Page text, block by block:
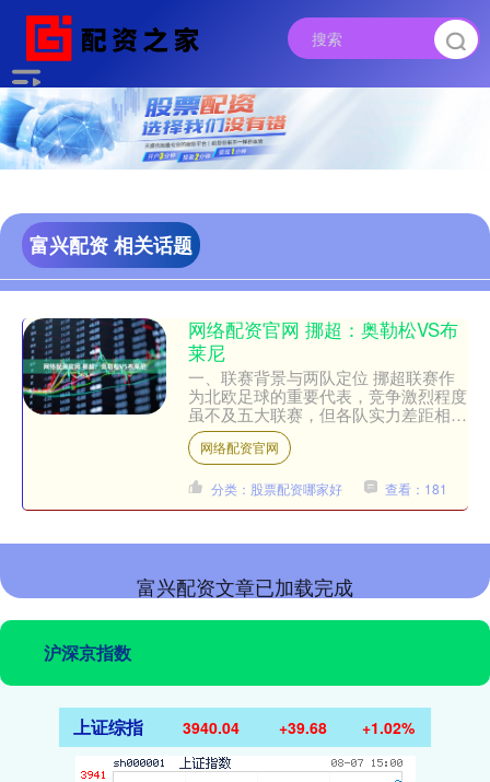
富兴配资 相关话题
网络配资官网 挪超：奥勒松VS布
莱尼
一、联赛背景与两队定位 挪超联赛作
为北欧足球的重要代表，竞争激烈程度
虽不及五大联赛，但各队实力差距相对
较为分明，且比赛风格硬朗直接。奥勒
松与布莱尼在挪超联赛中处....
网络配资官网
分类：股票配资哪家好 查看：181
富兴配资文章已加载完成
沪深京指数
上证综指 3940.04 +39.68 +1.02%